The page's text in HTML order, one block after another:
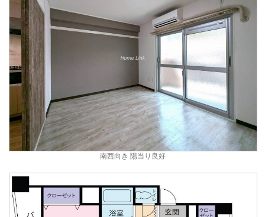
南西向き 陽当り良好